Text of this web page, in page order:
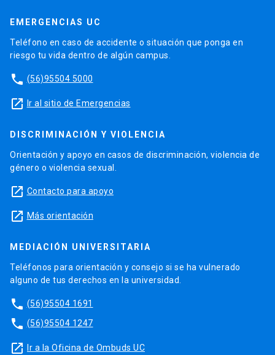
EMERGENCIAS UC
Teléfono en caso de accidente o situación que ponga en
riesgo tu vida dentro de algún campus.
phone (56)95504 5000
launch Ir al sitio de Emergencias
DISCRIMINACIÓN Y VIOLENCIA
Orientación y apoyo en casos de discriminación, violencia de
género o violencia sexual.
launch Contacto para apoyo
launch Más orientación
MEDIACIÓN UNIVERSITARIA
Teléfonos para orientación y consejo si se ha vulnerado
alguno de tus derechos en la universidad.
phone (56)95504 1691
phone (56)95504 1247
launch Ir a la Oficina de Ombuds UC